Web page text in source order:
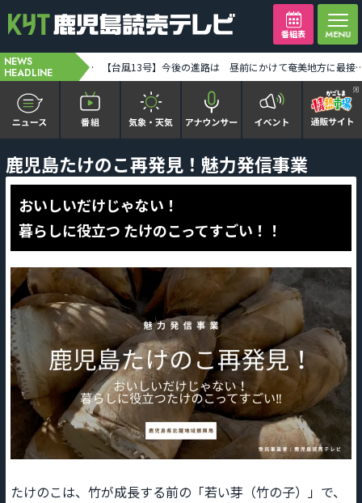
番組表
NEWS
HEADLINE 奄美地方が台風13号の暴風域に 奄美市笠利で最大瞬間風速34メートル観測 土砂災害などに警戒を [2026-08-07 06:42:00] 【台風13号】今後の進路は 昼前にかけて
かごピタ FAMILIAR
KYT news every かごしま
かごしまソロ活
It推しTV
番組表を見る
鹿児島たけのこ再発見！魅力発信事業
おいしいだけじゃない！
暮らしに役立つ たけのこってすごい！！
たけのこは、竹が成長する前の「若い芽（竹の子）」で、